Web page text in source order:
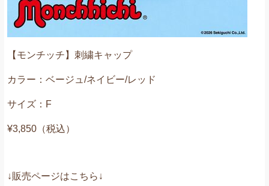
【モンチッチ】刺繍キャップ
カラー：ベージュ/ネイビー/レッド
サイズ：F
¥3,850（税込）
↓販売ページはこちら↓